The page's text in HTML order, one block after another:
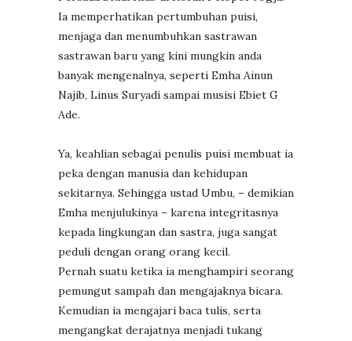
Ia memperhatikan pertumbuhan puisi,
menjaga dan menumbuhkan sastrawan
sastrawan baru yang kini mungkin anda
banyak mengenalnya, seperti Emha Ainun
Najib, Linus Suryadi sampai musisi Ebiet G
Ade.
Ya, keahlian sebagai penulis puisi membuat ia
peka dengan manusia dan kehidupan
sekitarnya. Sehingga ustad Umbu, – demikian
Emha menjulukinya – karena integritasnya
kepada lingkungan dan sastra, juga sangat
peduli dengan orang orang kecil.
Pernah suatu ketika ia menghampiri seorang
pemungut sampah dan mengajaknya bicara.
Kemudian ia mengajari baca tulis, serta
mengangkat derajatnya menjadi tukang